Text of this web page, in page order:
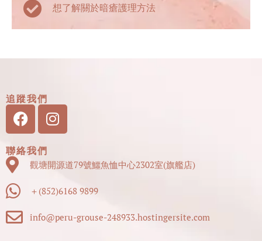
想了解關於暗瘡護理方法
追蹤我們
FacebookInstagram
聯絡我們
觀塘開源道79號鱷魚恤中心2302室(旗艦店)
＋(852)6168 9899
info@peru-grouse-248933.hostingersite.com